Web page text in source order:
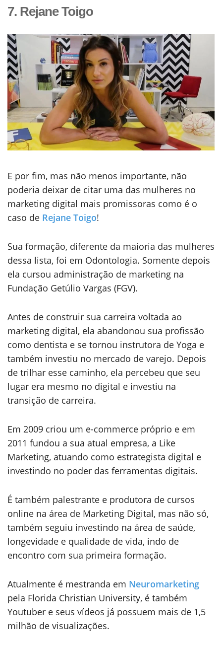
7. Rejane Toigo
E por fim, mas não menos importante, não
poderia deixar de citar uma das mulheres no
marketing digital mais promissoras como é o
caso de Rejane Toigo!
Sua formação, diferente da maioria das mulheres
dessa lista, foi em Odontologia. Somente depois
ela cursou administração de marketing na
Fundação Getúlio Vargas (FGV).
Antes de construir sua carreira voltada ao
marketing digital, ela abandonou sua profissão
como dentista e se tornou instrutora de Yoga e
também investiu no mercado de varejo. Depois
de trilhar esse caminho, ela percebeu que seu
lugar era mesmo no digital e investiu na
transição de carreira.
Em 2009 criou um e-commerce próprio e em
2011 fundou a sua atual empresa, a Like
Marketing, atuando como estrategista digital e
investindo no poder das ferramentas digitais.
É também palestrante e produtora de cursos
online na área de Marketing Digital, mas não só,
também seguiu investindo na área de saúde,
longevidade e qualidade de vida, indo de
encontro com sua primeira formação.
Atualmente é mestranda em Neuromarketing
pela Florida Christian University, é também
Youtuber e seus vídeos já possuem mais de 1,5
milhão de visualizações.